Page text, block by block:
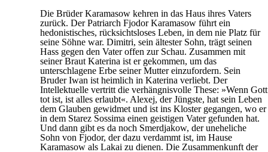
Die Brüder Karamasow kehren in das Haus ihres Vaters
zurück. Der Patriarch Fjodor Karamasow führt ein
hedonistisches, rücksichtsloses Leben, in dem nie Platz für
seine Söhne war. Dimitri, sein ältester Sohn, trägt seinen
Hass gegen den Vater offen zur Schau. Zusammen mit
seiner Braut Katerina ist er gekommen, um das
unterschlagene Erbe seiner Mutter einzufordern. Sein
Bruder Iwan ist heimlich in Katerina verliebt. Der
Intellektuelle vertritt die verhängnisvolle These: »Wenn Gott
tot ist, ist alles erlaubt«. Alexej, der Jüngste, hat sein Leben
dem Glauben gewidmet und ist ins Kloster gegangen, wo er
in dem Starez Sossima einen geistigen Vater gefunden hat.
Und dann gibt es da noch Smerdjakow, der uneheliche
Sohn von Fjodor, der dazu verdammt ist, im Hause
Karamasow als Lakai zu dienen. Die Zusammenkunft der